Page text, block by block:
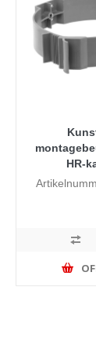
HR-